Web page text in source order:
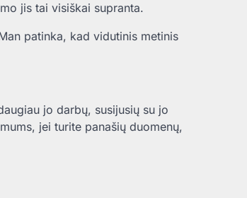
jis tai visiškai supranta.
patinka, kad vidutinis metinis
jo darbų, susijusių su jo
jei turite panašių duomenų,